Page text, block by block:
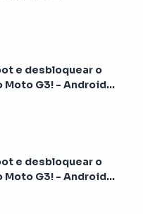
e desbloquear o
Moto G3! - Android
e desbloquear o
Moto G3! - Android